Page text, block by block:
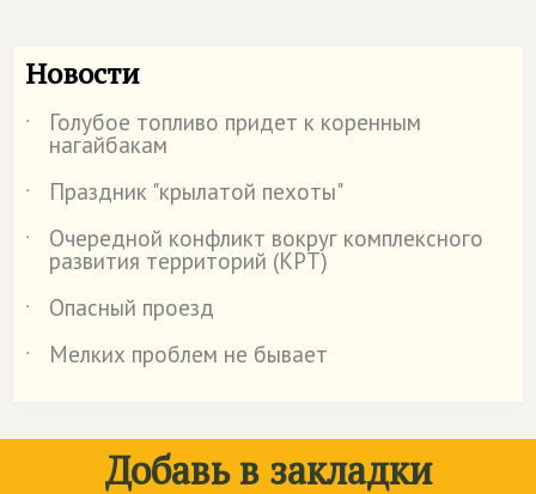
Новости
˙ Голубое топливо придет к коренным
нагайбакам
˙
Праздник "крылатой пехоты"
˙
Очередной конфликт вокруг комплексного
развития территорий (КРТ)
˙
Опасный проезд
˙
Мелких проблем не бывает
Добавь в закладки